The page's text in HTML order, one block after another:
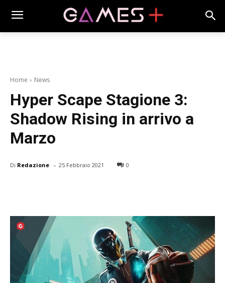
Home News
Hyper Scape Stagione 3:
Shadow Rising in arrivo a
Marzo
Di Redazione - 25 Febbraio 2021 0